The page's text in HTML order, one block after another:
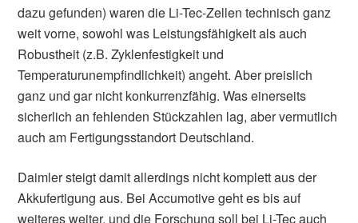
dazu gefunden) waren die Li-Tec-Zellen technisch ganz
weit vorne, sowohl was Leistungsfähigkeit als auch
Robustheit (z.B. Zyklenfestigkeit und
Temperaturunempfindlichkeit) angeht. Aber preislich
ganz und gar nicht konkurrenzfähig. Was einerseits
sicherlich an fehlenden Stückzahlen lag, aber vermutlich
auch am Fertigungsstandort Deutschland.
Daimler steigt damit allerdings nicht komplett aus der
Akkufertigung aus. Bei Accumotive geht es bis auf
weiteres weiter, und die Forschung soll bei Li-Tec auch